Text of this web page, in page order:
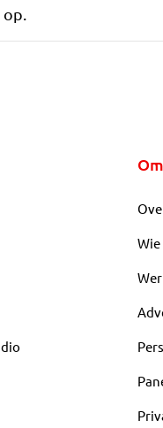
Wie